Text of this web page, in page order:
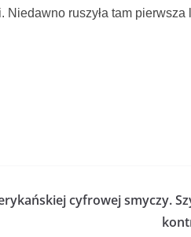
ruszyła tam pierwsza
cyfrowej smyczy.